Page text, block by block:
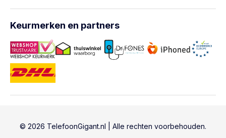
Keurmerken en partners
© 2026 TelefoonGigant.nl | Alle rechten voorbehouden.